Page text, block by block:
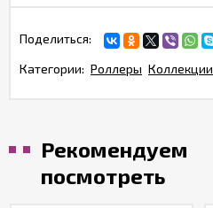
Поделиться:
Категории: Роллеры Коллекции
Рекомендуем
посмотреть